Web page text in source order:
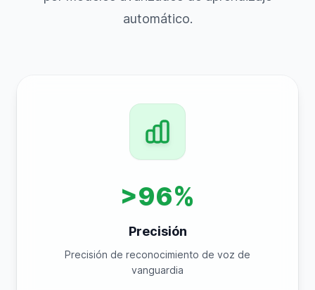
automático.
>96%
Precisión
Precisión de reconocimiento de voz de
vanguardia